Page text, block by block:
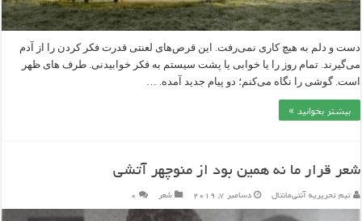
دست و دلم به هیچ کاری نمی‌رفت. این قرص‌های لعنتی قدرت فکر کردن را از آدم
می‌گیرند. تمام روز را یا خوابی یا پشت سیستم به فکر خوابیدنی. طرف های ظهر‌
است. گوشی را نگاه می‌کنم؛ دو پیام جدید آمده. …
بیشتر بخوانید »
شعر قرار ما نه همین بود از منوچهر آتشی
تیم تحریریه آنتی‌مانتال دسامبر 7, 2019 شعر ۰